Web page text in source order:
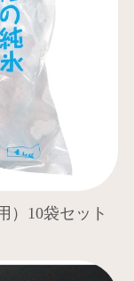
）10袋セット